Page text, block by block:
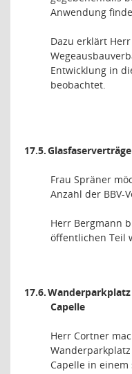
Anwendung
Dazu erklärt
Entwicklung in
beobachtet.
17.5.Glasfaserverträge
Frau Spräner
Anzahl der BBV-
Herr Bergmann
öffentlichen Teil
17.6.
Capelle
Herr Cortner
Capelle in